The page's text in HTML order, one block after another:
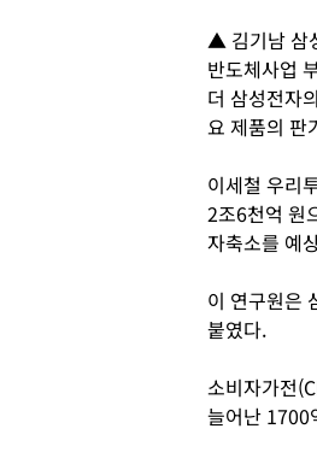
▲ 김기남 삼
반도체사업
더 삼성전자
요 제품의 판
이세철 우리
2조6천억 원
자축소를 예
이 연구원은
붙였다.
소비자가전
늘어난 1700